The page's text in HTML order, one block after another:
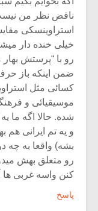
ناقض نظر من
استراوینسکی
خیلی خنده دار
رو با “پرستش
ضمن اینکه باز
کسائی مثل
موسیقیائی و
شده. حالا اگه ما
و یه تم ایرانی هم
بشه) واقعا به چه
رو متعلق بهش
کنن واسه غربی
پاسخ